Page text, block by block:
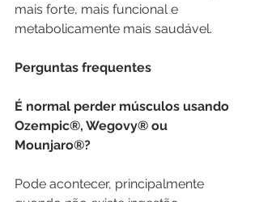
mais forte, mais funcional e
metabolicamente mais saudável.
Perguntas frequentes
É normal perder músculos usando
Ozempic®, Wegovy® ou
Mounjaro®?
Pode acontecer, principalmente